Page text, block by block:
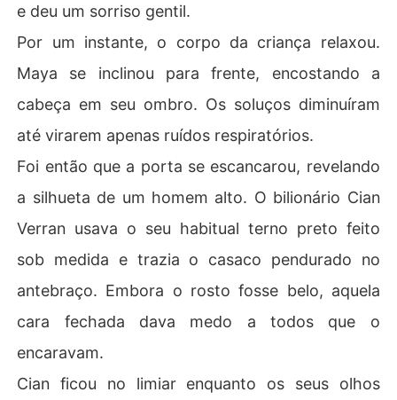
e deu um sorriso gentil.
Por um instante, o corpo da criança relaxou.
Maya se inclinou para frente, encostando a
cabeça em seu ombro. Os soluços diminuíram
até virarem apenas ruídos respiratórios.
Foi então que a porta se escancarou, revelando
a silhueta de um homem alto. O bilionário Cian
Verran usava o seu habitual terno preto feito
sob medida e trazia o casaco pendurado no
antebraço. Embora o rosto fosse belo, aquela
cara fechada dava medo a todos que o
encaravam.
Cian ficou no limiar enquanto os seus olhos